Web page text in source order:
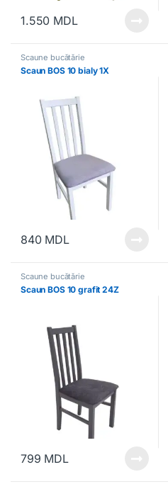
1.550 MDL
Scaune bucătărie
Scaun BOS 10 bialy 1X
840 MDL
Scaune bucătărie
Scaun BOS 10 grafit 24Z
799 MDL